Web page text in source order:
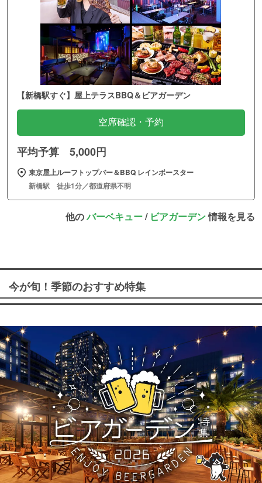
【新橋駅すぐ】屋上テラスBBQ＆ビアガーデン
空席確認・予約
平均予算 5,000円
東京屋上ルーフトップバー＆BBQ レインボースター
新橋駅 徒歩1分／都道府県不明
他のバーベキュー/ ビアガーデン情報を見る
今が旬！季節のおすすめ特集